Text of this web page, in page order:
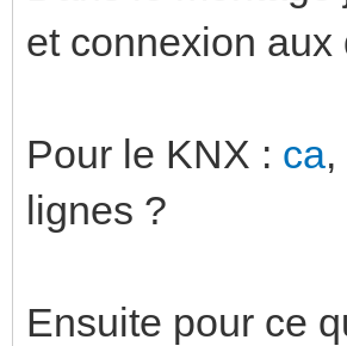
et connexion aux
Pour le KNX : ca
lignes ?
Ensuite pour ce